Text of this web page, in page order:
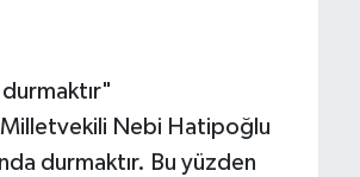
Milletvekili Nebi Hatipoğlu
durmaktır. Bu yüzden